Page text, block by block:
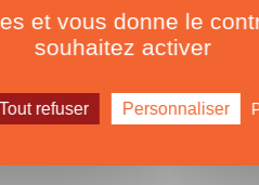
et vous donne le
souhaitez activer
refuser Personnaliser